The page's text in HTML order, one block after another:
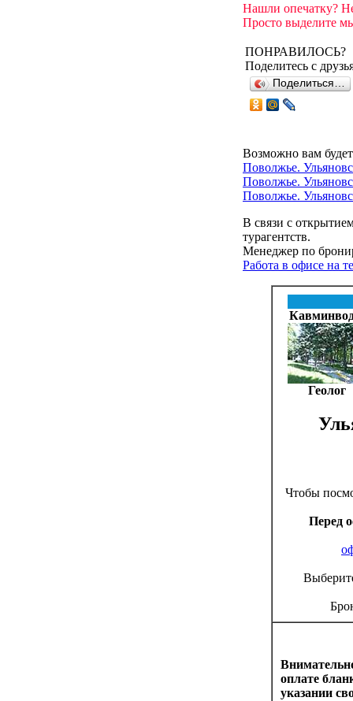
Нашли опечатку?
Просто выделите
ПОНРАВИЛОСЬ?
Поделитесь с
Поделиться…
Возможно вам
Поволжье.
Поволжье.
Поволжье.
В связи с
турагентств.
Менеджер по
Работа в офисе на
Геолог
Чтобы
Перед
оплате
указании